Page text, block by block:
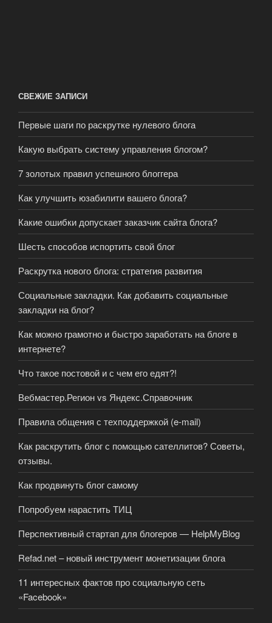
СВЕЖИЕ ЗАПИСИ
Первые шаги по раскрутке нулевого блога
Какую выбрать систему управления блогом?
7 золотых правил успешного блоггера
Как улучшить юзабилити вашего блога?
Какие ошибки допускает заказчик сайта блога?
Шесть способов испортить свой блог
Раскрутка нового блога: стратегия развития
Социальные закладки. Как добавить социальные
закладки на блог?
Как можно грамотно и быстро заработать на блоге в
интернете?
Что такое постовой и с чем его едят?!
Вебмастер.Регион vs Яндекс.Справочник
Правила общения с техподдержкой (e-mail)
Как раскрутить блог с помощью сателлитов? Советы,
отзывы.
Как продвинуть блог самому
Попробуем нарастить ТИЦ
Перспективный стартап для блогеров — HelpMyBlog
Refad.net – новый инструмент монетизации блога
11 интересных фактов про социальную сеть
«Facebook»